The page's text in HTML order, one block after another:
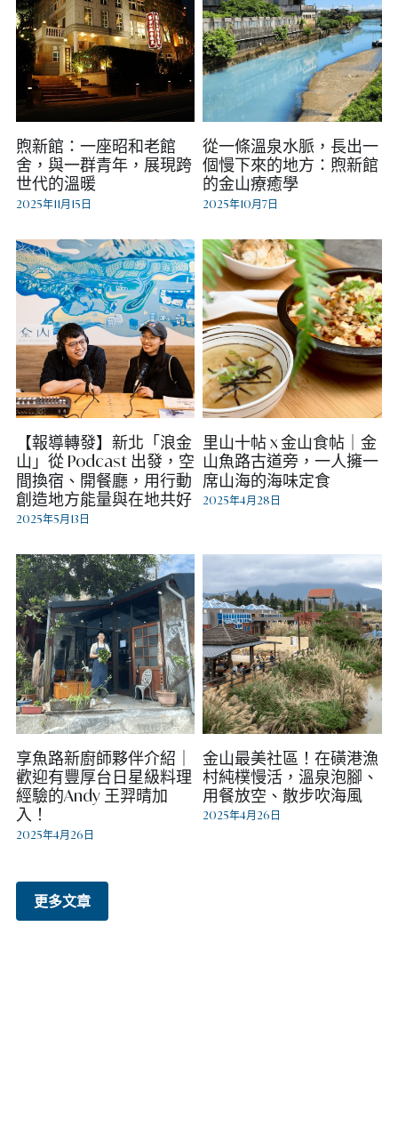
煦新館：一座昭和老館
舍，與一群青年，展現跨
世代的溫暖
2025年11月15日
從一條溫泉水脈，長出一
個慢下來的地方：煦新館
的金山療癒學
2025年10月7日
【報導轉發】新北「浪金
山」從 Podcast 出發，空
間換宿、開餐廳，用行動
創造地方能量與在地共好
2025年5月13日
里山十帖 x 金山食帖｜金
山魚路古道旁，一人擁一
席山海的海味定食
2025年4月28日
享魚路新廚師夥伴介紹｜
歡迎有豐厚台日星級料理
經驗的Andy 王羿晴加
入！
2025年4月26日
金山最美社區！在磺港漁
村純樸慢活，溫泉泡腳、
用餐放空、散步吹海風
2025年4月26日
更多文章